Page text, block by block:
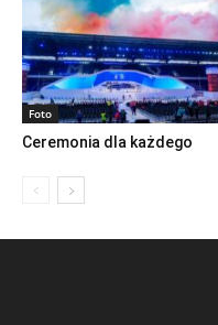
Foto
Ceremonia dla każdego